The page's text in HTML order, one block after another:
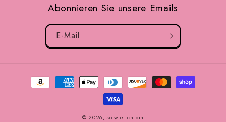
Abonnieren Sie unsere Emails
E-Mail
Zahlungsmöglichkeiten
© 2026, so wie ich bin